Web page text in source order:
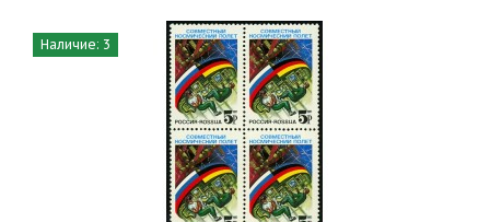
Наличие: 3